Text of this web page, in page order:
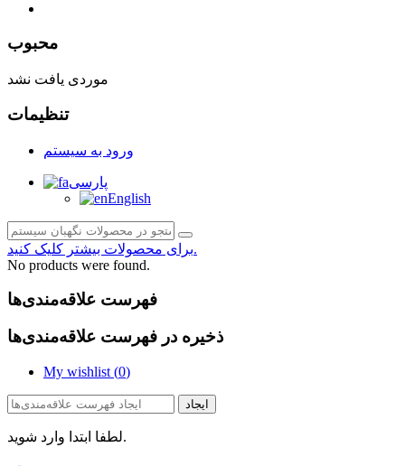
محبوب
موردی یافت نشد
تنظیمات
ورود به سیستم
پارسی
English
برای محصولات بیشتر کلیک کنید.
No products were found.
فهرست علاقه‌مندی‌ها
ذخیره در فهرست علاقه‌مندی‌ها
My wishlist (0)
ایجاد
لطفا ابتدا وارد شوید.